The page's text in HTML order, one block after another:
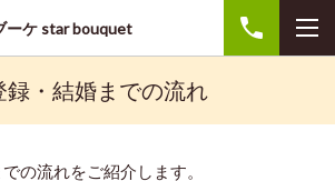
ーケ star bouquet
録・結婚までの流れ
の流れをご紹介します。